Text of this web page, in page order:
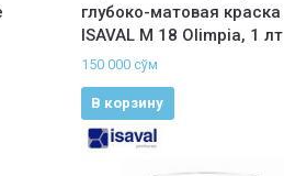
глубоко-матовая краска
ISAVAL М 18 Olimpia, 1 лт
150 000 сўм
В корзину